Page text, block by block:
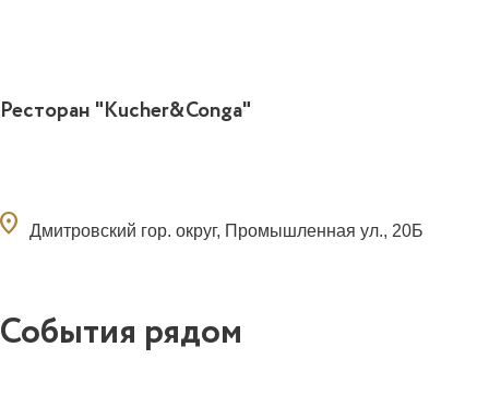
Ресторан "Kucher&Conga"
Дмитровский гор. округ, Промышленная ул., 20Б
События рядом